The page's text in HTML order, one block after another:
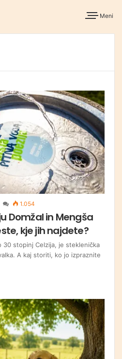
Meni
1.054
Domžal in Mengša
kje jih najdete?
30 stopinj Celzija, je steklenička
A kaj storiti, ko jo izpraznite